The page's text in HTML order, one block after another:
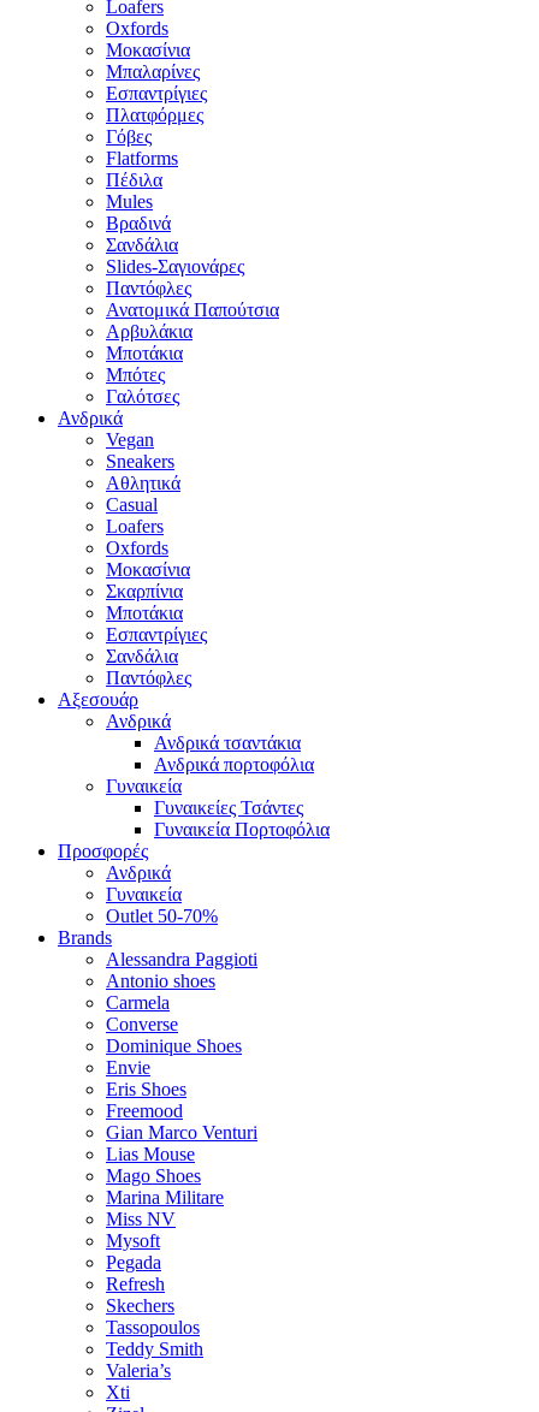
Loafers
Oxfords
Μοκασίνια
Μπαλαρίνες
Εσπαντρίγιες
Πλατφόρμες
Γόβες
Flatforms
Πέδιλα
Mules
Βραδινά
Σανδάλια
Slides-Σαγιονάρες
Παντόφλες
Ανατομικά Παπούτσια
Αρβυλάκια
Μποτάκια
Μπότες
Γαλότσες
Ανδρικά
Vegan
Sneakers
Αθλητικά
Casual
Loafers
Oxfords
Μοκασίνια
Σκαρπίνια
Μποτάκια
Εσπαντρίγιες
Σανδάλια
Παντόφλες
Αξεσουάρ
Ανδρικά
Ανδρικά τσαντάκια
Ανδρικά πορτοφόλια
Γυναικεία
Γυναικείες Τσάντες
Γυναικεία Πορτοφόλια
Προσφορές
Ανδρικά
Γυναικεία
Outlet 50-70%
Brands
Alessandra Paggioti
Antonio shoes
Carmela
Converse
Dominique Shoes
Envie
Eris Shoes
Freemood
Gian Marco Venturi
Lias Mouse
Mago Shoes
Marina Militare
Miss NV
Mysoft
Pegada
Refresh
Skechers
Tassopoulos
Teddy Smith
Valeria’s
Xti